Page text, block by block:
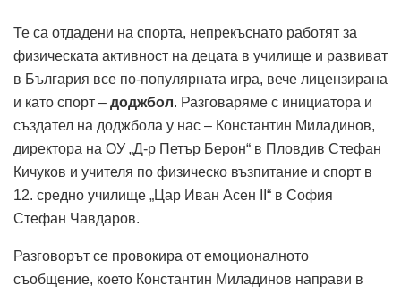
Те са отдадени на спорта, непрекъснато работят за
физическата активност на децата в училище и развиват
в България все по-популярната игра, вече лицензирана
и като спорт – доджбол. Разговаряме с инициатора и
създател на доджбола у нас – Константин Миладинов,
директора на ОУ „Д-р Петър Берон“ в Пловдив Стефан
Кичуков и учителя по физическо възпитание и спорт в
12. средно училище „Цар Иван Асен II“ в София
Стефан Чавдаров.
Разговорът се провокира от емоционалното
съобщение, което Константин Миладинов направи в